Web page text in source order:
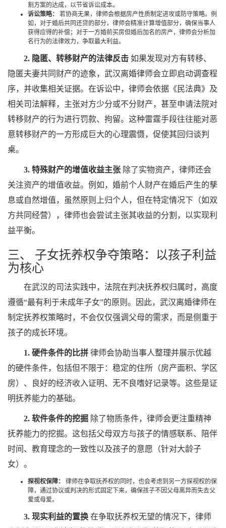
割方案的达成，以节省诉讼成本。
诉讼策略：
若协商无果，律师会根据房产性质制定进攻或防守策略。例
如，对于婚后共同还贷的部分，律师会精准计算增值部分，确保当事人
获得应得的补偿；对于一方婚前买房但婚后加名的房产，律师会分析加
名行为的法律效力，争取最大利益。
2. 隐匿、转移财产的法律反击 如果发现对方有转移、
隐匿夫妻共同财产的迹象，武汉离婚律师会立即启动调查程
序，并收集相关证据。在诉讼中，律师会依据《民法典》及
相关司法解释，主张对方少分或不分财产，甚至申请法院对
转移财产的行为进行罚款、拘留。这种雷霆手段往往能对恶
意转移财产的一方形成巨大的心理震慑，促使其回归谈判
桌。
3. 特殊财产的增值收益主张 除了实物资产，律师还会
关注资产的增值收益。例如，婚前个人财产在婚后产生的孳
息或自然增值，虽然原则上归个人，但在特定情况下（如双
方共同经营），律师也会尝试主张其收益的分割，以实现利
益平衡。
三、 子女抚养权争夺策略：以孩子利益
为核心
在武汉的司法实践中，法院在判决抚养权归属时，高度
遵循“最有利于未成年子女”的原则。因此，武汉离婚律师在
制定抚养权策略时，不会仅仅强调父母的需求，而是侧重于
孩子的成长环境。
1. 硬件条件的比拼 律师会协助当事人整理并展示优越
的硬件条件，包括但不限于：稳定的住所（房产面积、学区
房）、良好的经济收入证明、无不良嗜好记录等。这些是证
明抚养能力的基础。
2. 软件条件的挖掘 除了物质条件，律师会更注重精神
抚养能力的挖掘。这包括父母双方与孩子的情感联系、陪伴
时间、教育理念的一致性以及孩子的意愿（针对大龄子
女）。
探视权保障：
律师在争取抚养权的同时，也会考虑到另一方探视权的保
障，通过协议或判决的形式固定下来，确保孩子不因父母离异而失去父
爱或母爱。
3. 现实利益的置换 在争取抚养权无望的情况下，律师